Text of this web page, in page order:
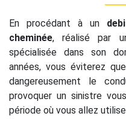
En procédant à un
cheminée, réalisé par
spécialisée dans son
années, vous éviterez
dangereusement le
provoquer un sinistre
période où vous allez